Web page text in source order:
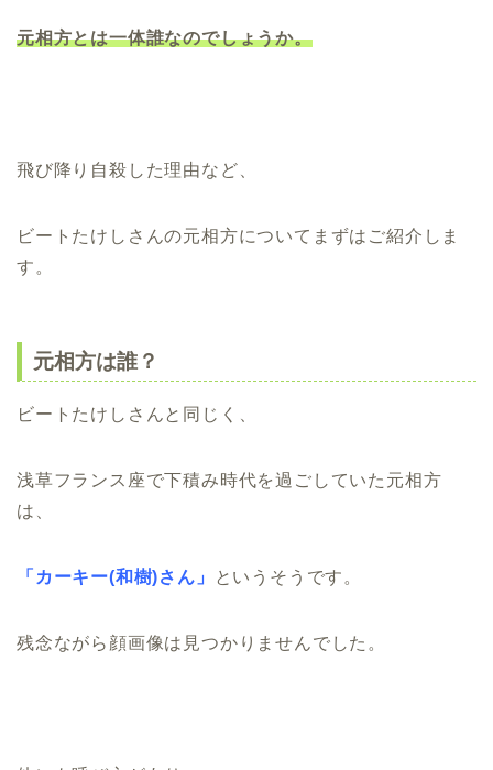
元相方とは一体誰なのでしょうか。
飛び降り自殺した理由など、
ビートたけしさんの元相方についてまずはご紹介しま
す。
元相方は誰？
ビートたけしさんと同じく、
浅草フランス座で下積み時代を過ごしていた元相方
は、
「カーキー(和樹)さん」 というそうです。
残念ながら顔画像は見つかりませんでした。